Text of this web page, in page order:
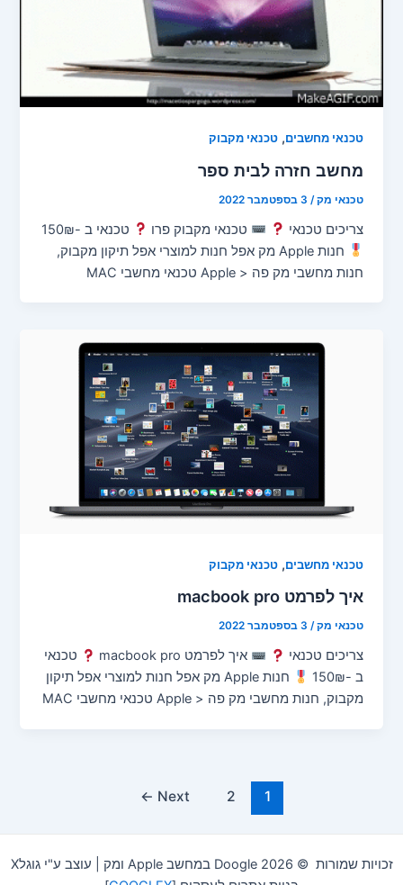
טכנאי מחשבים,טכנאי מקבוק
מחשב חזרה לבית ספר
טכנאי מק/ 3 בספטמבר 2022
צריכים טכנאי טכנאי מקבוק פרו
טכנאי ב -150₪
חנות Apple מק אפל חנות למוצרי אפל תיקון מקבוק,
חנות מחשבי מק פה < Apple טכנאי מחשבי MAC
טכנאי מחשבים,טכנאי מקבוק
איך לפרמט macbook pro
טכנאי מק/ 3 בספטמבר 2022
צריכים טכנאי איך לפרמט macbook pro
טכנאי
ב -150₪
חנות Apple מק אפל חנות למוצרי אפל תיקון
מקבוק, חנות מחשבי מק פה < Apple טכנאי מחשבי MAC
1
2
Next
←
זכויות שמורות © 2026 Doogle במחשב Apple ומק | עוצב ע"י גוגלX